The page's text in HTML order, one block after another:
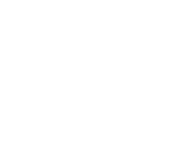
Feminino em